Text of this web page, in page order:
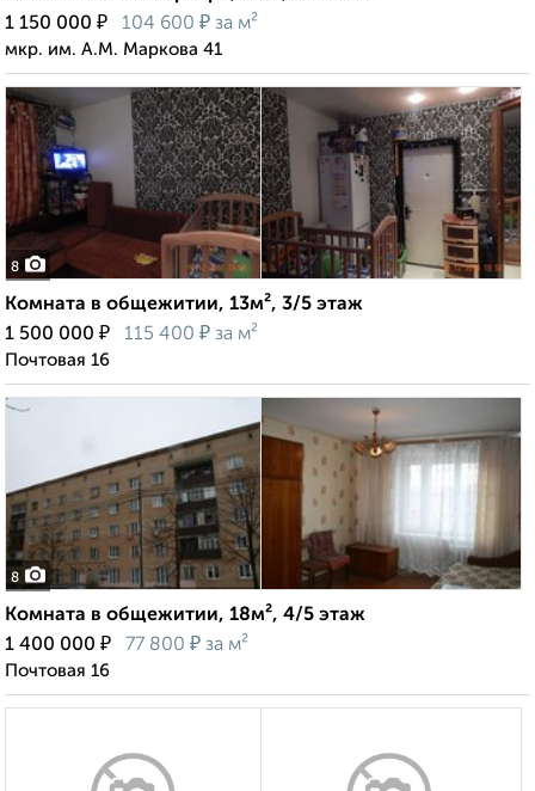
1 150 000 ₽ 104 600 ₽ за м²
мкр. им. А.М. Маркова 41
8
Комната в общежитии, 13м², 3/5 этаж
1 500 000 ₽ 115 400 ₽ за м²
Почтовая 16
8
Комната в общежитии, 18м², 4/5 этаж
1 400 000 ₽ 77 800 ₽ за м²
Почтовая 16